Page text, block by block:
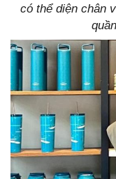
có thể diện chân